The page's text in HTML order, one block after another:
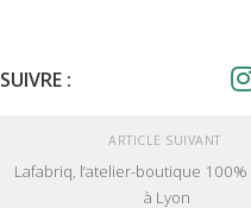
SUIVRE :
ARTICLE SUIVANT
Lafabriq, l’atelier-boutique
à Lyon